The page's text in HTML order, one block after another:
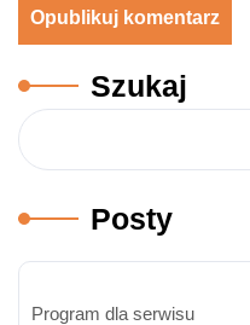
Szukaj
Posty
Program dla serwisu